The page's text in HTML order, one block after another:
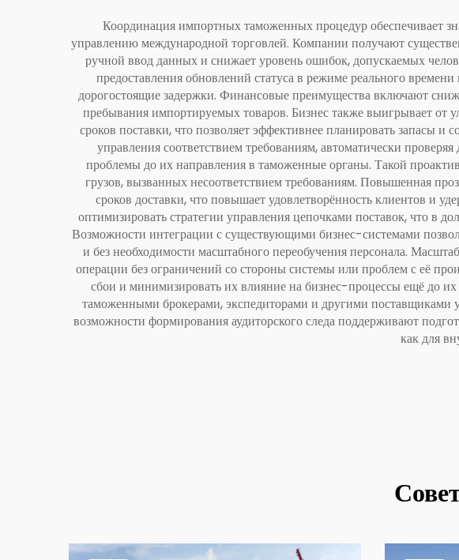
Координация импортных таможенных процедур обеспечивает
управлению международной торговлей. Компании получают
ручной ввод данных и снижает уровень ошибок, допускаемых
предоставления обновлений статуса в режиме реального
дорогостоящие задержки. Финансовые преимущества включают
пребывания импортируемых товаров. Бизнес также выигрывает от
сроков поставки, что позволяет эффективнее планировать запасы
управления соответствием требованиям, автоматически
проблемы до их направления в таможенные органы. Такой
грузов, вызванных несоответствием требованиям. Повышенная
сроков доставки, что повышает удовлетворённость клиентов и
оптимизировать стратегии управления цепочками поставок, что в
Возможности интеграции с существующими бизнес-системами
и без необходимости масштабного переобучения персонала.
операции без ограничений со стороны системы или проблем с её
сбои и минимизировать их влияние на бизнес-процессы ещё до
таможенными брокерами, экспедиторами и другими
возможности формирования аудиторского следа поддерживают
как для